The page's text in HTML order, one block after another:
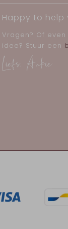
Happy to help
Vragen? Of
idee? Stuur een